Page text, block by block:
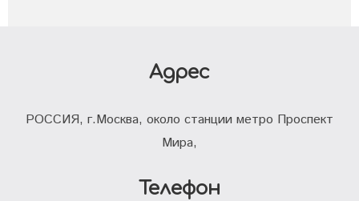
Адрес
РОССИЯ, г.Москва, около станции метро Проспект
Мира,
Телефон